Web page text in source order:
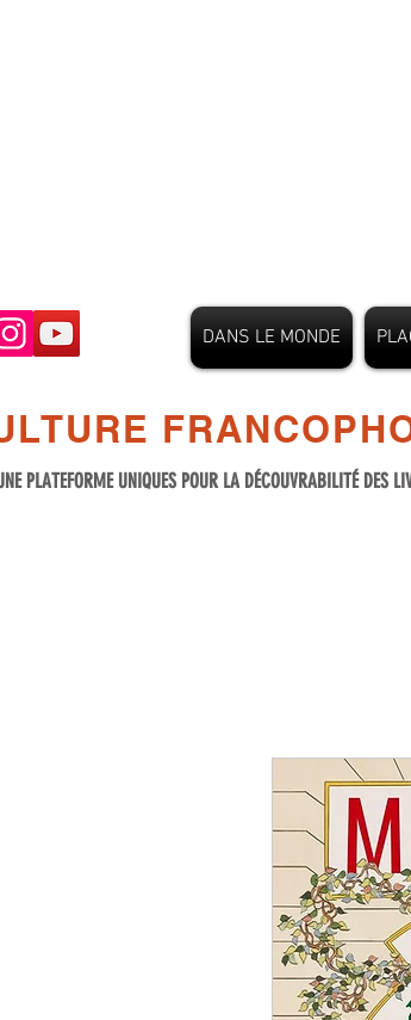
DANS LE MONDE
PLATEFORME UNIQUES POUR LA DÉCOUVRABILITÉ DES